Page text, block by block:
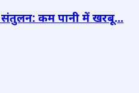
कम पानी में खरबू...